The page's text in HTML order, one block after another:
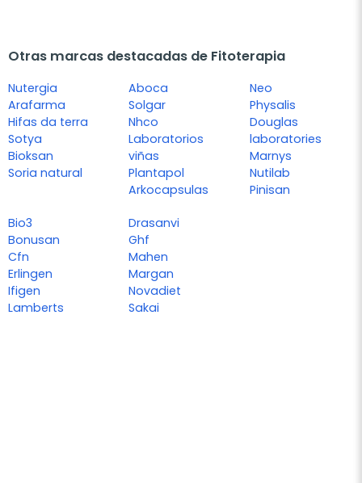
Otras marcas destacadas de Fitoterapia
Nutergia
Arafarma
Hifas da terra
Sotya
Bioksan
Soria natural
Aboca
Solgar
Nhco
Laboratorios
viñas
Plantapol
Arkocapsulas
Neo
Physalis
Douglas
laboratories
Marnys
Nutilab
Pinisan
Bio3
Bonusan
Cfn
Erlingen
Ifigen
Lamberts
Drasanvi
Ghf
Mahen
Margan
Novadiet
Sakai